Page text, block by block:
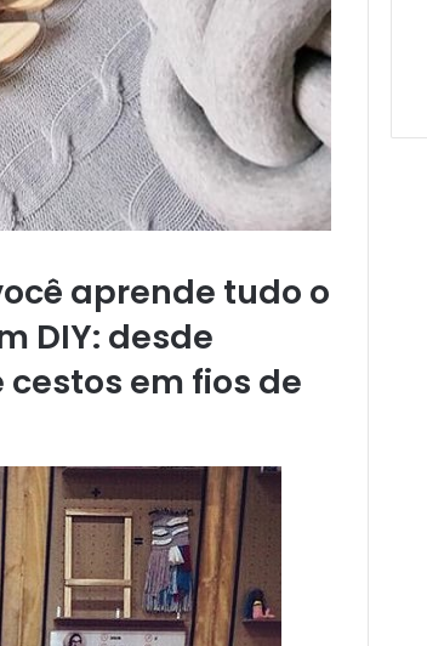
aprende tudo o
DIY: desde
em fios de